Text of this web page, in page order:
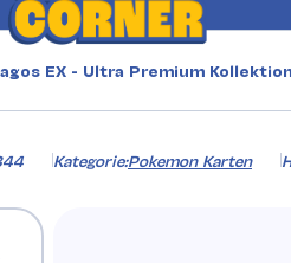
EX - Ultra Premium
Kategorie:Pokemon Karten